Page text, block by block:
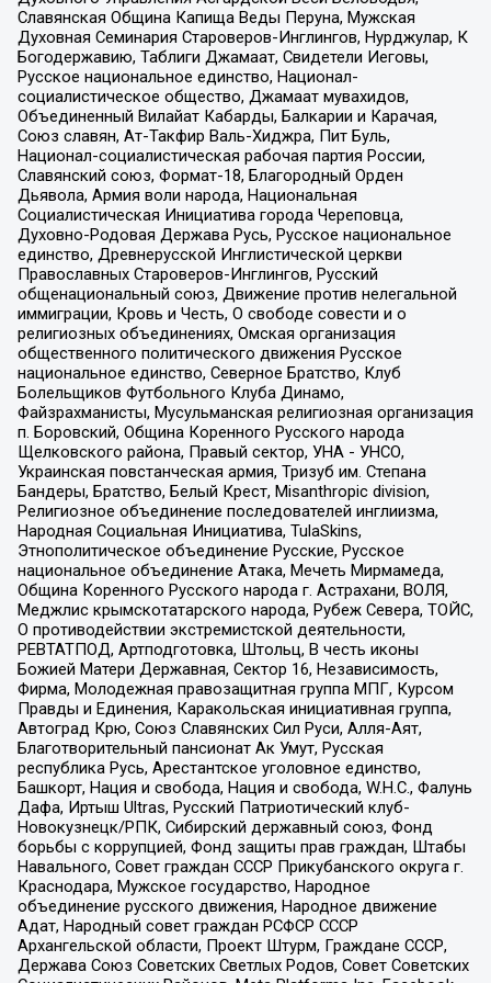
Славянская Община Капища Веды Перуна, Мужская
Духовная Семинария Староверов-Инглингов, Нурджулар, К
Богодержавию, Таблиги Джамаат, Свидетели Иеговы,
Русское национальное единство, Национал-
социалистическое общество, Джамаат мувахидов,
Объединенный Вилайат Кабарды, Балкарии и Карачая,
Союз славян, Ат-Такфир Валь-Хиджра, Пит Буль,
Национал-социалистическая рабочая партия России,
Славянский союз, Формат-18, Благородный Орден
Дьявола, Армия воли народа, Национальная
Социалистическая Инициатива города Череповца,
Духовно-Родовая Держава Русь, Русское национальное
единство, Древнерусской Инглистической церкви
Православных Староверов-Инглингов, Русский
общенациональный союз, Движение против нелегальной
иммиграции, Кровь и Честь, О свободе совести и о
религиозных объединениях, Омская организация
общественного политического движения Русское
национальное единство, Северное Братство, Клуб
Болельщиков Футбольного Клуба Динамо,
Файзрахманисты, Мусульманская религиозная организация
п. Боровский, Община Коренного Русского народа
Щелковского района, Правый сектор, УНА - УНСО,
Украинская повстанческая армия, Тризуб им. Степана
Бандеры, Братство, Белый Крест, Misanthropic division,
Религиозное объединение последователей инглиизма,
Народная Социальная Инициатива, TulaSkins,
Этнополитическое объединение Русские, Русское
национальное объединение Атака, Мечеть Мирмамеда,
Община Коренного Русского народа г. Астрахани, ВОЛЯ,
Меджлис крымскотатарского народа, Рубеж Севера, ТОЙС,
О противодействии экстремистской деятельности,
РЕВТАТПОД, Артподготовка, Штольц, В честь иконы
Божией Матери Державная, Сектор 16, Независимость,
Фирма, Молодежная правозащитная группа МПГ, Курсом
Правды и Единения, Каракольская инициативная группа,
Автоград Крю, Союз Славянских Сил Руси, Алля-Аят,
Благотворительный пансионат Ак Умут, Русская
республика Русь, Арестантское уголовное единство,
Башкорт, Нация и свобода, Нация и свобода, W.H.С., Фалунь
Дафа, Иртыш Ultras, Русский Патриотический клуб-
Новокузнецк/РПК, Сибирский державный союз, Фонд
борьбы с коррупцией, Фонд защиты прав граждан, Штабы
Навального, Совет граждан СССР Прикубанского округа г.
Краснодара, Мужское государство, Народное
объединение русского движения, Народное движение
Адат, Народный совет граждан РСФСР СССР
Архангельской области, Проект Штурм, Граждане СССР,
Держава Союз Советских Светлых Родов, Совет Советских